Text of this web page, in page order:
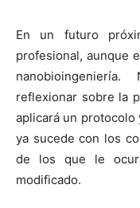
En un futuro
profesional, aunque
reflexionar sobre la
aplicará un protocolo
ya sucede con los
de los que le
modificado.